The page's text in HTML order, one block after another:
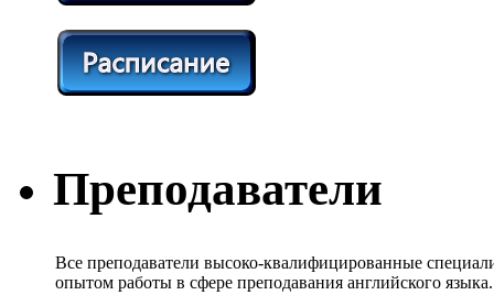
Преподаватели
Все преподаватели высоко-квалифицированные
опытом работы в сфере преподавания английского языка.